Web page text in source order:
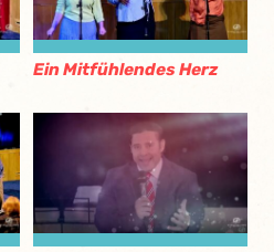
Ein Mitfühlendes Herz